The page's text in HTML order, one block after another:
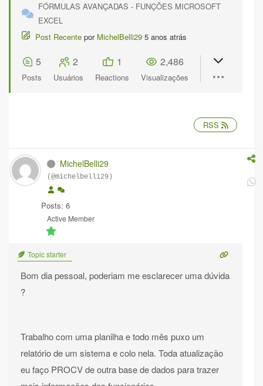
FÓRMULAS AVANÇADAS - FUNÇÕES MICROSOFT
EXCEL
Post Recente por MichelBelli29 5 anos atrás
5
Posts
2
Usuários
1
Reactions
2,486
Visualizações
RSS
MichelBelli29
(@michelbelli29)
Posts: 6
Active Member
Topic starter
Bom dia pessoal, poderiam me esclarecer uma dúvida
?
Trabalho com uma planilha e todo mês puxo um
relatório de um sistema e colo nela. Toda atualização
eu faço PROCV de outra base de dados para trazer